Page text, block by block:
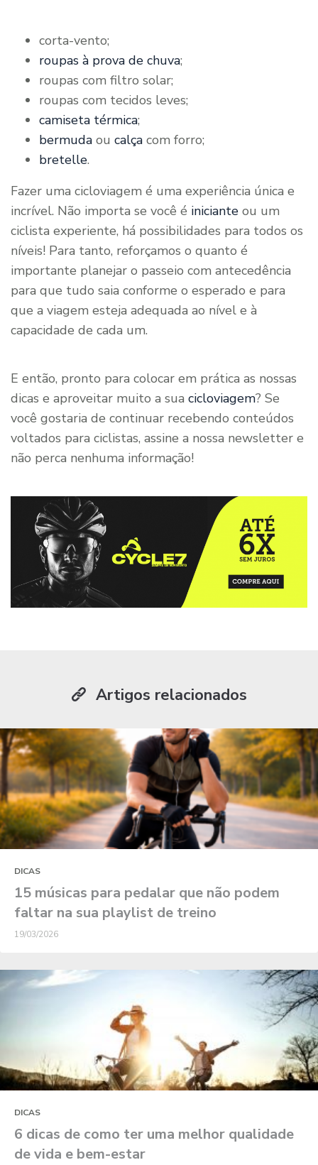
corta-vento;
roupas à prova de chuva;
roupas com filtro solar;
roupas com tecidos leves;
camiseta térmica;
bermuda ou calça com forro;
bretelle.
Fazer uma cicloviagem é uma experiência única e
incrível. Não importa se você é iniciante ou um
ciclista experiente, há possibilidades para todos os
níveis! Para tanto, reforçamos o quanto é
importante planejar o passeio com antecedência
para que tudo saia conforme o esperado e para
que a viagem esteja adequada ao nível e à
capacidade de cada um.
E então, pronto para colocar em prática as nossas
dicas e aproveitar muito a sua cicloviagem? Se
você gostaria de continuar recebendo conteúdos
voltados para ciclistas, assine a nossa newsletter e
não perca nenhuma informação!
Artigos relacionados
DICAS
15 músicas para pedalar que não podem
faltar na sua playlist de treino
19/03/2026
DICAS
6 dicas de como ter uma melhor qualidade
de vida e bem-estar